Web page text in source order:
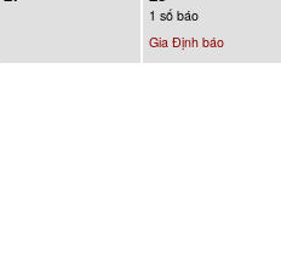
1 số báo
Gia Định báo